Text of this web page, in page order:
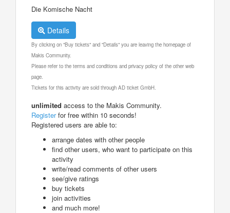
Die Komische Nacht
Details
By clicking on "Buy tickets" and "Details" you are leaving the homepage of
Makis Community.
Please refer to the terms and conditions and privacy policy of the other web
page.
Tickets for this activity are sold through AD ticket GmbH.
unlimited access to the Makis Community.
Registerfor free within 10 seconds!
Registered users are able to:
arrange dates with other people
find other users, who want to participate on this
activity
write/read comments of other users
see/give ratings
buy tickets
join activities
and much more!